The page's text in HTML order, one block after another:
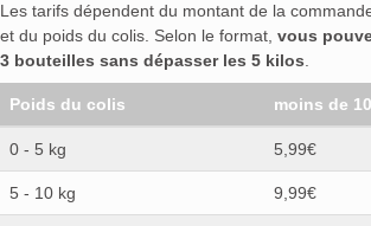
Les tarifs dépendent du montant de la
et du poids du colis. Selon le format, vous
3 bouteilles sans dépasser les 5 kilos.
Poids du colis moins de
0 - 5 kg 5,99€
5 - 10 kg 9,99€